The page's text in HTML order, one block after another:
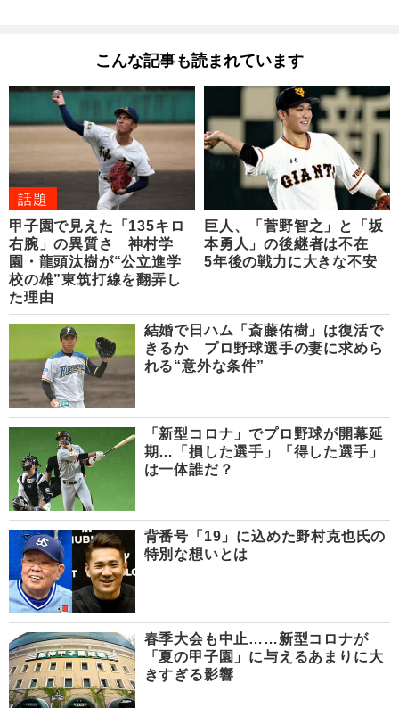
こんな記事も読まれています
話題
甲子園で見えた「135キロ
右腕」の異質さ 神村学
園・龍頭汰樹が“公立進学
校の雄”東筑打線を翻弄し
た理由
巨人、「菅野智之」と「坂
本勇人」の後継者は不在
5年後の戦力に大きな不安
結婚で日ハム「斎藤佑樹」は復活で
きるか プロ野球選手の妻に求めら
れる“意外な条件”
「新型コロナ」でプロ野球が開幕延
期…「損した選手」「得した選手」
は一体誰だ？
背番号「19」に込めた野村克也氏の
特別な想いとは
春季大会も中止……新型コロナが
「夏の甲子園」に与えるあまりに大
きすぎる影響